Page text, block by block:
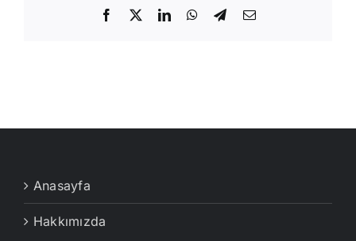
Facebook
X LinkedInWhatsApp
Telegram
E-
Anasayfa
Hakkımızda